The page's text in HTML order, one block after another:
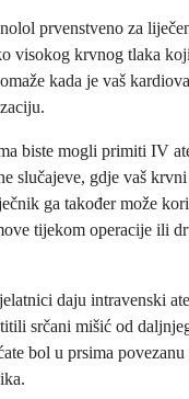
prvenstveno za
visokog krvnog tlaka
kada je vaš
biste mogli primiti IV
slučajeve, gdje vaš
ga također može
tijekom operacije ili
daju intravenski
srčani mišić od
bol u prsima povezanu